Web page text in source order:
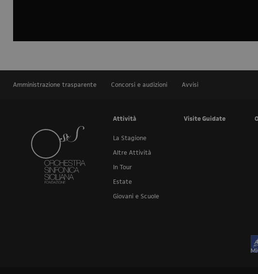
Amministrazione trasparente Concorsi e audizioni Avvisi
Attività
La Stagione
Altre Attività
In Tour
Estate
Giovani e Scuole
Visite Guidate